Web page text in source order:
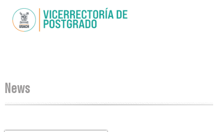
main
You are here
News